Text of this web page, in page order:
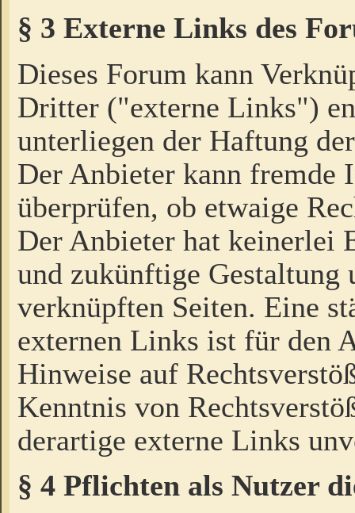
§ 3 Externe Links des
Dieses Forum kann
Dritter ("externe Links")
unterliegen der Haftung
Der Anbieter kann fremde
überprüfen, ob etwaige
Der Anbieter hat keinerlei
und zukünftige Gestaltung
verknüpften Seiten. Eine
externen Links ist für den
Hinweise auf
Kenntnis von
derartige externe Links
§ 4 Pflichten als Nutzer